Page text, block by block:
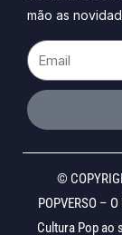
mão as
Email
©
POPVERSO –
Cultura Pop ao